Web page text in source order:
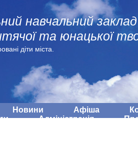
навчальний заклад
та юнацької
діти міста.
Новини Афіша
Адмiнiстрацiя